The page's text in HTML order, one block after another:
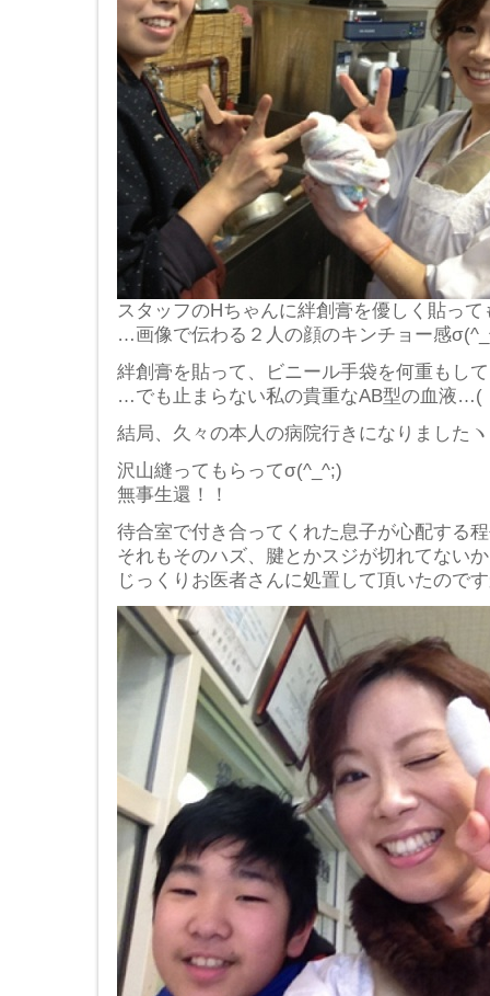
スタッフのHちゃんに絆創膏を優しく貼っ
…画像で伝わる２人の顔のキンチョー感
絆創膏を貼って、ビニール手袋を何重もし
…でも止まらない私の貴重なAB型の血液…(
結局、久々の本人の病院行きになりました
沢山縫ってもらってσ(^_^;)
無事生還！！
待合室で付き合ってくれた息子が心配する
それもそのハズ、腱とかスジが切れてない
じっくりお医者さんに処置して頂いたので